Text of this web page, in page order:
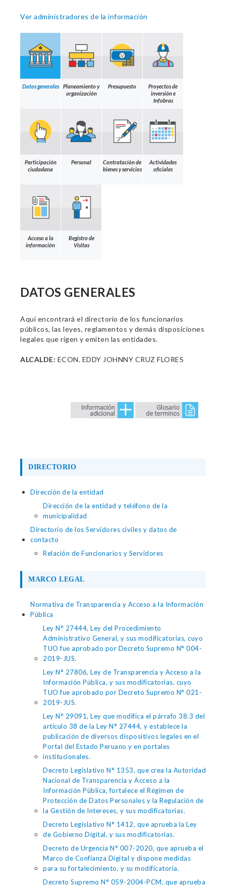
Ver administradores de la información
Datos generales
Planeamiento y
organización
Presupuesto
Proyectos de
inversión e
Infobras
Participación
ciudadana
Personal
Contratación de
bienes y servicios
Actividades
oficiales
Acceso a la
información
Registro de
Visitas
DATOS GENERALES
Aquí encontrará el directorio de los funcionarios
públicos, las leyes, reglamentos y demás disposiciones
legales que rigen y emiten las entidades.
ALCALDE: ECON. EDDY JOHNNY CRUZ FLORES
DIRECTORIO
Dirección de la entidad
Dirección de la entidad y teléfono de la
municipalidad
Directorio de los Servidores civiles y datos de
contacto
Relación de Funcionarios y Servidores
MARCO LEGAL
Normativa de Transparencia y Acceso a la Información
Pública
Ley N° 27444, Ley del Procedimiento
Administrativo General, y sus modificatorias, cuyo
TUO fue aprobado por Decreto Supremo N° 004-
2019-JUS.
Ley N° 27806, Ley de Transparencia y Acceso a la
Información Pública, y sus modificatorias, cuyo
TUO fue aprobado por Decreto Supremo N° 021-
2019-JUS.
Ley N° 29091, Ley que modifica el párrafo 38.3 del
artículo 38 de la Ley N° 27444, y establece la
publicación de diversos dispositivos legales en el
Portal del Estado Peruano y en portales
institucionales.
Decreto Legislativo N° 1353, que crea la Autoridad
Nacional de Transparencia y Acceso a la
Información Pública, fortalece el Régimen de
Protección de Datos Personales y la Regulación de
la Gestión de Intereses, y sus modificatorias.
Decreto Legislativo N° 1412, que aprueba la Ley
de Gobierno Digital, y sus modificatorias.
Decreto de Urgencia N° 007-2020, que aprueba el
Marco de Confianza Digital y dispone medidas
para su fortalecimiento, y su modificatoria.
Decreto Supremo N° 059-2004-PCM, que aprueba